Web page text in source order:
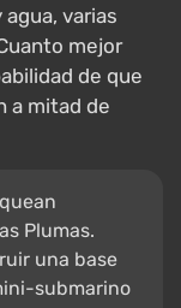
varias
mejor
de que
a mitad de
Plumas.
una base
submarino